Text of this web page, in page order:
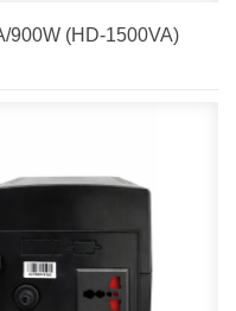
900W (HD-1500VA)